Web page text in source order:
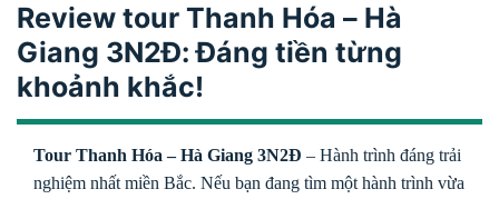
Review tour Thanh Hóa – Hà
Giang 3N2Đ: Đáng tiền từng
khoảnh khắc!
Tour Thanh Hóa – Hà Giang 3N2Đ – Hành trình đáng trải
nghiệm nhất miền Bắc. Nếu bạn đang tìm một hành trình vừa